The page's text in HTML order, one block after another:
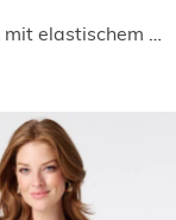
Maxirock mit elastischem Bund